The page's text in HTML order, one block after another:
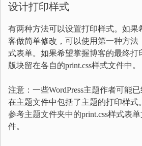
设计打印样式
有两种方法可以设置打印样式。如果
客做简单修改，可以使用第一种方法
式表单。如果希望掌握博客的最终打
版块留在各自的print.css样式文件中。
注意：一些WordPress主题作者可能
在主题文件中包括了主题的打印样式
参考主题文件夹中的print.css样式表单
件。